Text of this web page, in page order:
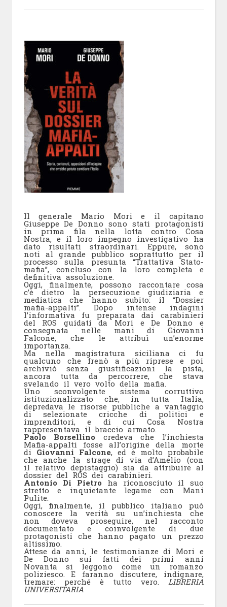
Il generale Mario Mori e il capitano
Giuseppe De Donno sono stati protagonisti
in prima fila nella lotta contro Cosa
Nostra, e il loro impegno investigativo ha
dato risultati straordinari. Eppure, sono
noti al grande pubblico soprattutto per il
processo sulla presunta “Trattativa Stato-
mafia”, concluso con la loro completa e
definitiva assoluzione.
Oggi, finalmente, possono raccontare cosa
c’è dietro la persecuzione giudiziaria e
mediatica che hanno subito: il “Dossier
mafia-appalti”. Dopo intense indagini
l’informativa fu preparata dai carabinieri
del ROS guidati da Mori e De Donno e
consegnata nelle mani di Giovanni
Falcone, che le attribuì un’enorme
importanza.
Ma nella magistratura siciliana ci fu
qualcuno che frenò a più riprese e poi
archiviò senza giustificazioni la pista,
ancora tutta da percorrere, che stava
svelando il vero volto della mafia.
Uno sconvolgente sistema corruttivo
istituzionalizzato che, in tutta Italia,
depredava le risorse pubbliche a vantaggio
di selezionate cricche di politici e
imprenditori, e di cui Cosa Nostra
rappresentava il braccio armato.
Paolo Borsellino credeva che l’inchiesta
Mafia-appalti fosse all’origine della morte
di Giovanni Falcone, ed è molto probabile
che anche la strage di via d’Amelio (con
il relativo depistaggio) sia da attribuire al
dossier del ROS dei carabinieri.
Antonio Di Pietro ha riconosciuto il suo
stretto e inquietante legame con Mani
Pulite.
Oggi, finalmente, il pubblico italiano può
conoscere la verità su un’inchiesta che
non doveva proseguire, nel racconto
documentato e coinvolgente di due
protagonisti che hanno pagato un prezzo
altissimo.
Attese da anni, le testimonianze di Mori e
De Donno sui fatti dei primi anni
Novanta si leggono come un romanzo
poliziesco. E faranno discutere, indignare,
tremare: perché è tutto vero. LIBRERIA
UNIVERSITARIA